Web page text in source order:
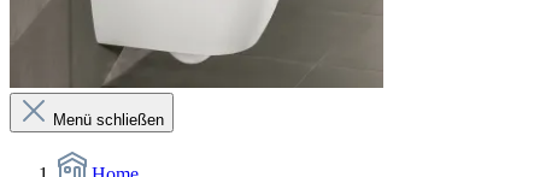
Menü schließen